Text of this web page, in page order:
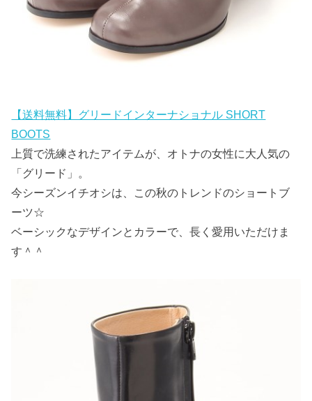
【送料無料】グリードインターナショナル SHORT
BOOTS
上質で洗練されたアイテムが、オトナの女性に大人気の
「グリード」。
今シーズンイチオシは、この秋のトレンドのショートブ
ーツ☆
ベーシックなデザインとカラーで、長く愛用いただけま
す＾＾